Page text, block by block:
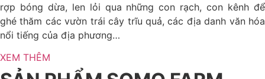
rợp bóng dừa, len lỏi qua những con rạch, con kênh để
ghé thăm các vườn trái cây trĩu quả, các địa danh văn hóa
nổi tiếng của địa phương…
XEM THÊM